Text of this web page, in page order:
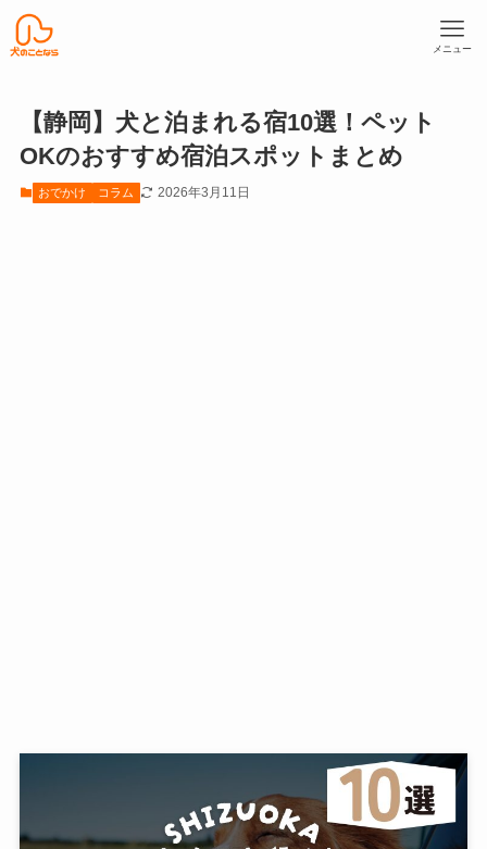
メニュー
【静岡】犬と泊まれる宿10選！ペット
OKのおすすめ宿泊スポットまとめ
おでかけ コラム 2026年3月11日